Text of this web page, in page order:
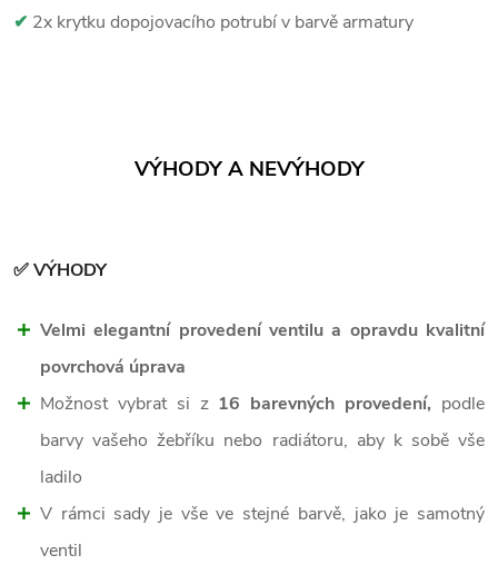
✔ 2x krytku dopojovacího potrubí v barvě armatury
VÝHODY A NEVÝHODY
✅ VÝHODY
Velmi elegantní provedení ventilu a opravdu kvalitní
povrchová úprava
Možnost vybrat si z 16 barevných provedení, podle
barvy vašeho žebříku nebo radiátoru, aby k sobě vše
ladilo
V rámci sady je vše ve stejné barvě, jako je samotný
ventil